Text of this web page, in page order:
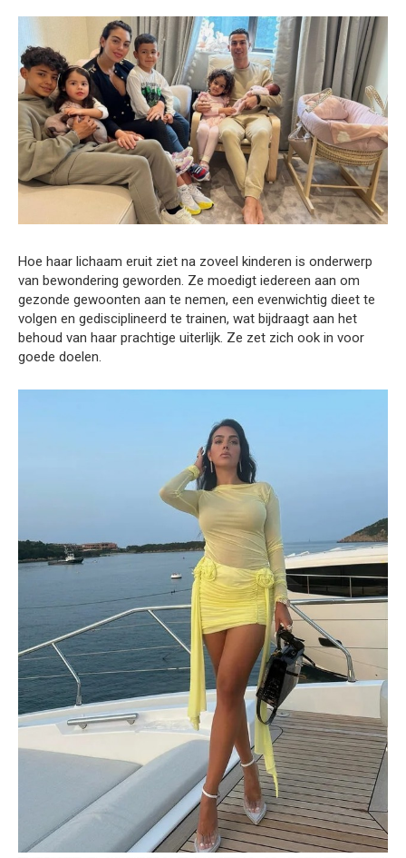
Hoe haar lichaam eruit ziet na zoveel kinderen is onderwerp
van bewondering geworden. Ze moedigt iedereen aan om
gezonde gewoonten aan te nemen, een evenwichtig dieet te
volgen en gedisciplineerd te trainen, wat bijdraagt aan het
behoud van haar prachtige uiterlijk. Ze zet zich ook in voor
goede doelen.